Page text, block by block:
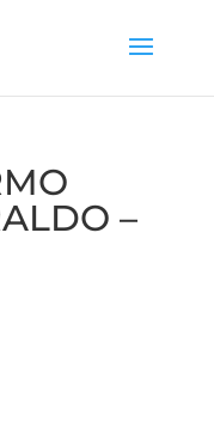
–